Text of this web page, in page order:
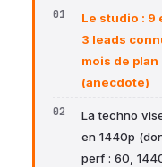
Le studio : 9
3 leads
mois de plan
(anecdote)
La techno
en 1440p
perf : 60,